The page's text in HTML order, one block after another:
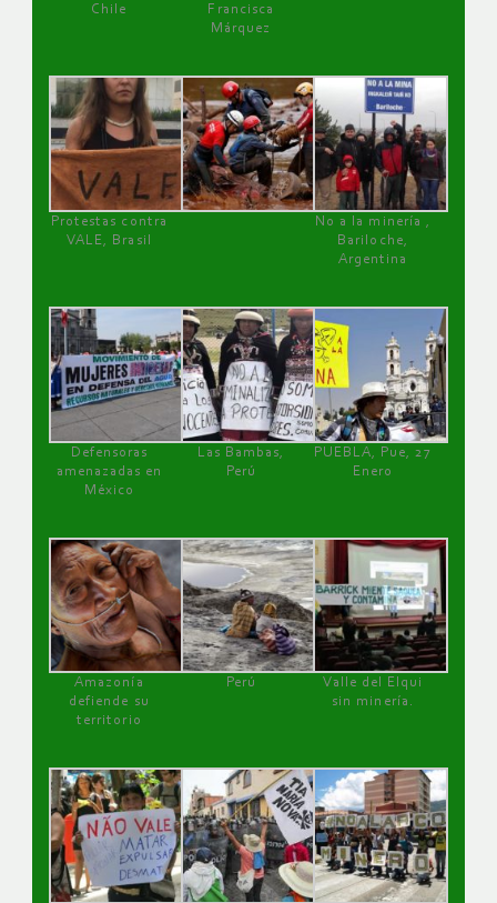
Chile
Francisca
Márquez
Protestas contra
VALE, Brasil
No a la minería ,
Bariloche,
Argentina
Defensoras
amenazadas en
México
Las Bambas,
Perú
PUEBLA, Pue, 27
Enero
Amazonía
defiende su
territorio
Perú
Valle del Elqui
sin minería.